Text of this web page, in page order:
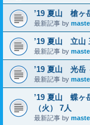
’19 夏山 槍ヶ
最新記事 by
’19 夏山 立山
最新記事 by
’19 夏山 光岳
最新記事 by
’19 夏山 蝶ヶ
（火） 7人
最新記事 by